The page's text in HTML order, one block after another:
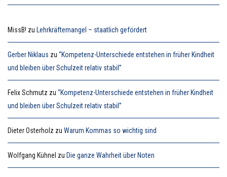
MissB! zu Lehrkräftemangel – staatlich gefördert
Gerber Niklaus zu “Kompetenz-Unterschiede entstehen in früher Kindheit
und bleiben über Schulzeit relativ stabil”
Felix Schmutz zu “Kompetenz-Unterschiede entstehen in früher Kindheit
und bleiben über Schulzeit relativ stabil”
Dieter Osterholz zu Warum Kommas so wichtig sind
Wolfgang Kühnel zu Die ganze Wahrheit über Noten